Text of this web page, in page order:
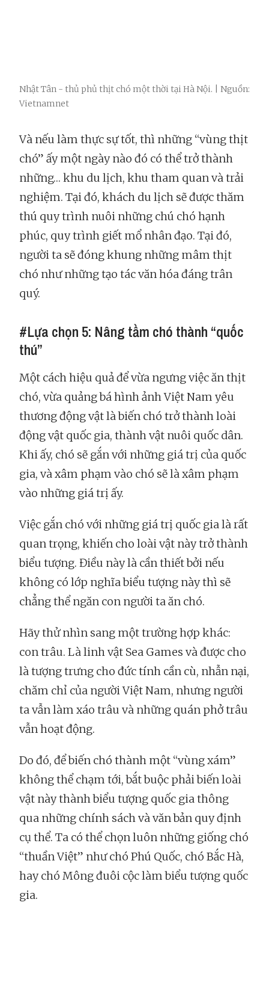
Nhật Tân - thủ phủ thịt chó một thời tại Hà Nội. | Nguồn:
Vietnamnet
Và nếu làm thực sự tốt, thì những “vùng thịt
chó” ấy một ngày nào đó có thể trở thành
những… khu du lịch, khu tham quan và trải
nghiệm. Tại đó, khách du lịch sẽ được thăm
thú quy trình nuôi những chú chó hạnh
phúc, quy trình giết mổ nhân đạo. Tại đó,
người ta sẽ đóng khung những mâm thịt
chó như những tạo tác văn hóa đáng trân
quý.
#Lựa chọn 5: Nâng tầm chó thành “quốc
thú”
Một cách hiệu quả để vừa ngưng việc ăn thịt
chó, vừa quảng bá hình ảnh Việt Nam yêu
thương động vật là biến chó trở thành loài
động vật quốc gia, thành vật nuôi quốc dân.
Khi ấy, chó sẽ gắn với những giá trị của quốc
gia, và xâm phạm vào chó sẽ là xâm phạm
vào những giá trị ấy.
Việc gắn chó với những giá trị quốc gia là rất
quan trọng, khiến cho loài vật này trở thành
biểu tượng. Điều này là cần thiết bởi nếu
không có lớp nghĩa biểu tượng này thì sẽ
chẳng thể ngăn con người ta ăn chó.
Hãy thử nhìn sang một trường hợp khác:
con trâu. Là linh vật Sea Games và được cho
là tượng trưng cho đức tính cần cù, nhẫn nại,
chăm chỉ của người Việt Nam, nhưng người
ta vẫn làm xáo trâu và những quán phở trâu
vẫn hoạt động.
Do đó, để biến chó thành một “vùng xám”
không thể chạm tới, bắt buộc phải biến loài
vật này thành biểu tượng quốc gia thông
qua những chính sách và văn bản quy định
cụ thể. Ta có thể chọn luôn những giống chó
“thuần Việt” như chó Phú Quốc, chó Bắc Hà,
hay chó Mông đuôi cộc làm biểu tượng quốc
gia.